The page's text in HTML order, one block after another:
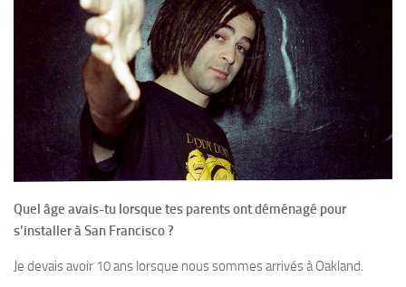
Quel âge avais-tu lorsque tes parents ont déménagé pour
s’installer à San Francisco ?
Je devais avoir 10 ans lorsque nous sommes arrivés à Oakland.